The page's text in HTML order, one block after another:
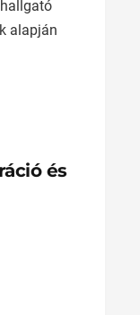
alapján
és